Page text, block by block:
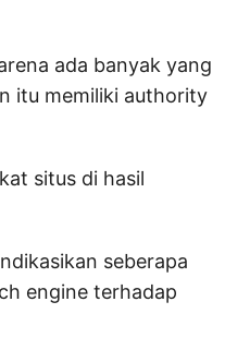
ada banyak yang
itu memiliki authority
situs di hasil
seberapa
engine terhadap